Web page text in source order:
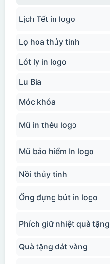
Hộp xi bình giữ nhiệt
Hộp xi bình hoa
Lịch Tết in logo
Lọ hoa thủy tinh
Lót ly in logo
Lu Bia
Móc khóa
Mũ in thêu logo
Mũ bảo hiểm In logo
Nồi thủy tinh
Ống đựng bút in logo
Phích giữ nhiệt quà tặng
Quà tặng dát vàng